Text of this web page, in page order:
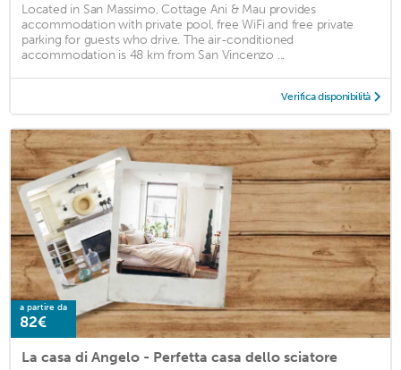
Located in San Massimo, Cottage Ani & Mau provides
accommodation with private pool, free WiFi and free private
parking for guests who drive. The air-conditioned
accommodation is 48 km from San Vincenzo ...
Verifica disponibilità
a partire da
82€
La casa di Angelo - Perfetta casa dello sciatore